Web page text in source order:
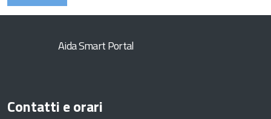
Aida Smart Portal
Contatti e orari